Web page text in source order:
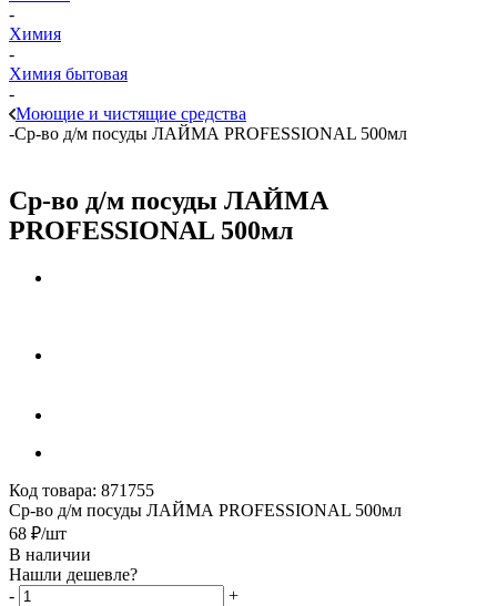
-
Химия
-
Химия бытовая
-
Моющие и чистящие средства
-Ср-во д/м посуды ЛАЙМА PROFESSIONAL 500мл
Ср-во д/м посуды ЛАЙМА
PROFESSIONAL 500мл
Код товара: 871755
Ср-во д/м посуды ЛАЙМА PROFESSIONAL 500мл
68 ₽/шт
В наличии
Нашли дешевле?
-
+